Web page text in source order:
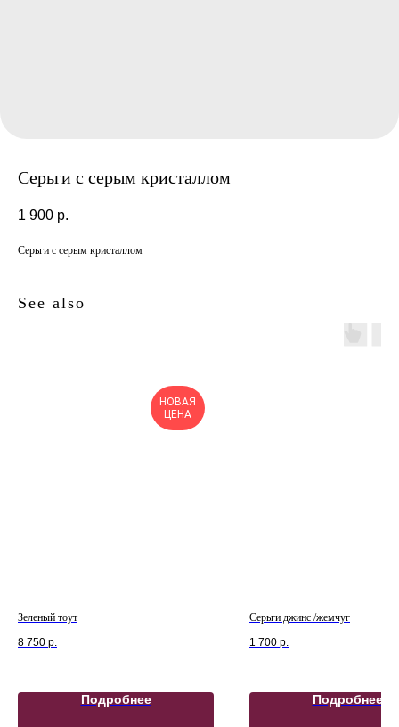
Серьги с серым кристаллом
1 900 р.
Серьги с серым кристаллом
See also
НОВАЯ
ЦЕНА
Зеленый тоут
8 750 р.
Подробнее
Серьги джинс /жемчуг
1 700 р.
Подробнее